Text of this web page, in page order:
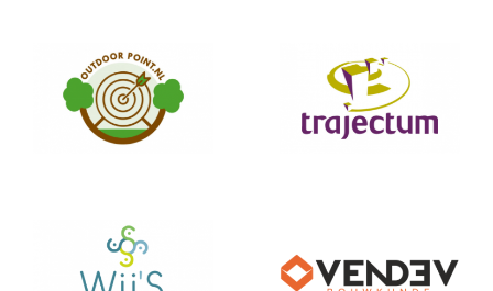
Outdoor Point trajectum
vendev
wijs